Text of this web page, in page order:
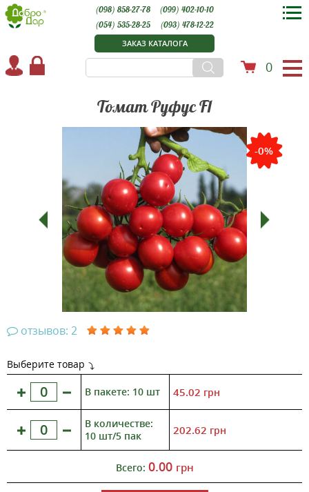
ЗАКАЗ КАТАЛОГА
0
(098) 858-27-78
(099) 402-10-10
(054) 535-28-25
(093) 478-12-22
Томат Руфус F1
-0%
отзывов: 2
Выберите товар
В пакете: 10 шт 45.02 грн
В количестве:
10 шт/5 пак
202.62 грн
Всего: 0.00 грн